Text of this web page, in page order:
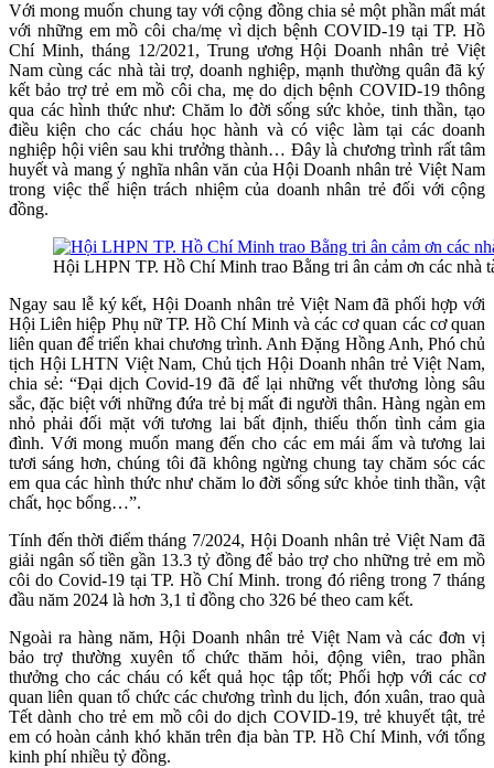
Với mong muốn chung tay với cộng đồng chia sẻ một phần mất mát
với những em mồ côi cha/mẹ vì dịch bệnh COVID-19 tại TP. Hồ
Chí Minh, tháng 12/2021, Trung ương Hội Doanh nhân trẻ Việt
Nam cùng các nhà tài trợ, doanh nghiệp, mạnh thường quân đã ký
kết bảo trợ trẻ em mồ côi cha, mẹ do dịch bệnh COVID-19 thông
qua các hình thức như: Chăm lo đời sống sức khỏe, tinh thần, tạo
điều kiện cho các cháu học hành và có việc làm tại các doanh
nghiệp hội viên sau khi trưởng thành… Đây là chương trình rất tâm
huyết và mang ý nghĩa nhân văn của Hội Doanh nhân trẻ Việt Nam
trong việc thể hiện trách nhiệm của doanh nhân trẻ đối với cộng
đồng.
Hội LHPN TP. Hồ Chí Minh trao Bằng tri ân cảm ơn các nhà
Ngay sau lễ ký kết, Hội Doanh nhân trẻ Việt Nam đã phối hợp với
Hội Liên hiệp Phụ nữ TP. Hồ Chí Minh và các cơ quan các cơ quan
liên quan để triển khai chương trình. Anh Đặng Hồng Anh, Phó chủ
tịch Hội LHTN Việt Nam, Chủ tịch Hội Doanh nhân trẻ Việt Nam,
chia sẻ: “Đại dịch Covid-19 đã để lại những vết thương lòng sâu
sắc, đặc biệt với những đứa trẻ bị mất đi người thân. Hàng ngàn em
nhỏ phải đối mặt với tương lai bất định, thiếu thốn tình cảm gia
đình. Với mong muốn mang đến cho các em mái ấm và tương lai
tươi sáng hơn, chúng tôi đã không ngừng chung tay chăm sóc các
em qua các hình thức như chăm lo đời sống sức khỏe tinh thần, vật
chất, học bổng…”.
Tính đến thời điểm tháng 7/2024, Hội Doanh nhân trẻ Việt Nam đã
giải ngân số tiền gần 13.3 tỷ đồng để bảo trợ cho những trẻ em mồ
côi do Covid-19 tại TP. Hồ Chí Minh. trong đó riêng trong 7 tháng
đầu năm 2024 là hơn 3,1 tỉ đồng cho 326 bé theo cam kết.
Ngoài ra hàng năm, Hội Doanh nhân trẻ Việt Nam và các đơn vị
bảo trợ thường xuyên tổ chức thăm hỏi, động viên, trao phần
thưởng cho các cháu có kết quả học tập tốt; Phối hợp với các cơ
quan liên quan tổ chức các chương trình du lịch, đón xuân, trao quà
Tết dành cho trẻ em mồ côi do dịch COVID-19, trẻ khuyết tật, trẻ
em có hoàn cảnh khó khăn trên địa bàn TP. Hồ Chí Minh, với tổng
kinh phí nhiều tỷ đồng.